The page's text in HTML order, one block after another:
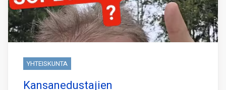
YHTEISKUNTA
Kansanedustajien